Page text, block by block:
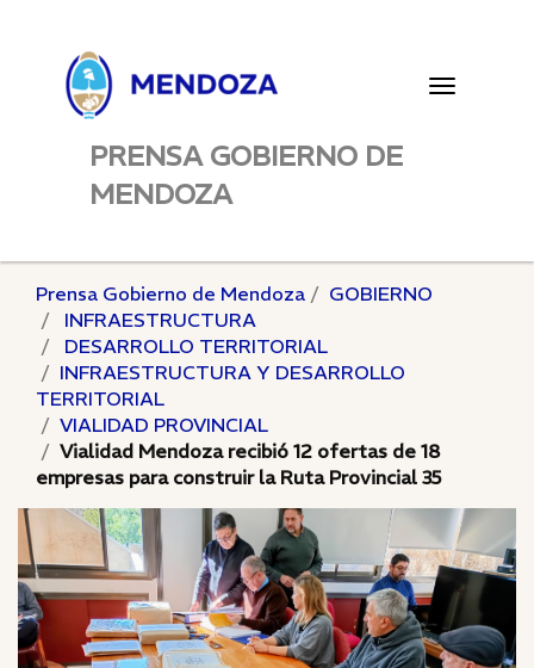
Toggle
PRENSA GOBIERNO DE
MENDOZA
Prensa Gobierno de Mendoza
GOBIERNO
INFRAESTRUCTURA
DESARROLLO TERRITORIAL
INFRAESTRUCTURA Y DESARROLLO
TERRITORIAL
VIALIDAD PROVINCIAL
Vialidad Mendoza recibió 12 ofertas de 18
empresas para construir la Ruta Provincial 35